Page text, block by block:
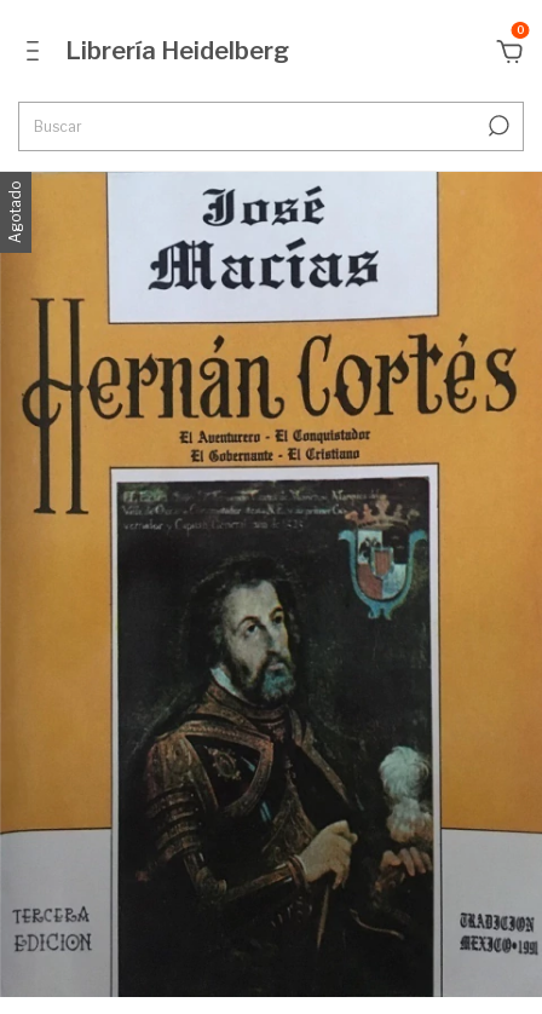
Librería Heidelberg
0
Agotado